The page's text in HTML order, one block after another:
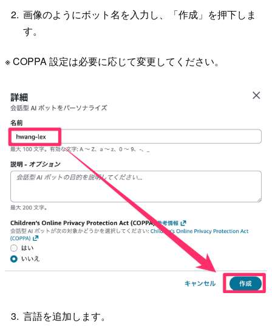
画像のようにボット名を入力し、「作成」を押下しま
す。
※ COPPA 設定は必要に応じて変更してください。
言語を追加します。